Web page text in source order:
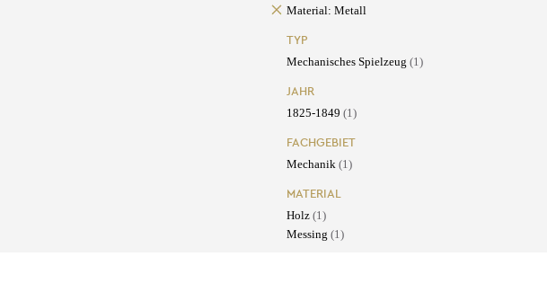
Material: Metall
TYP
Mechanisches Spielzeug (1)
JAHR
1825-1849 (1)
FACHGEBIET
Mechanik (1)
MATERIAL
Holz (1)
Messing (1)